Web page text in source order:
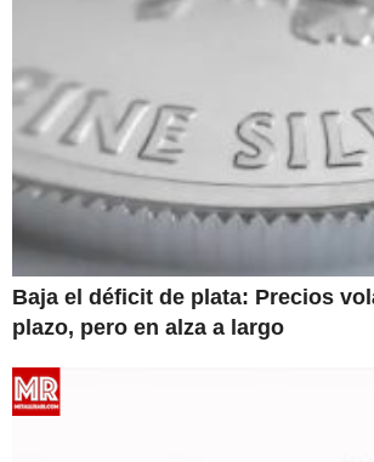
Baja el déficit de plata: Precios
plazo, pero en alza a largo